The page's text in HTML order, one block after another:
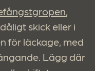
skick eller i
för läckage, med
Lägg där